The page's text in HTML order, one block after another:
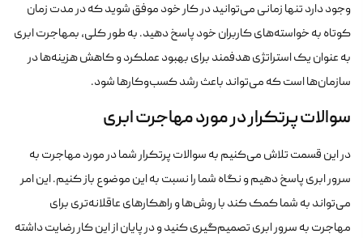
وجود دارد تنها زمانی می‌توانید در کار خود موفق شوید که در مدت زمان
کوتاه به خواسته‌های کاربران خود پاسخ دهید. به طور کلی، بمهاجرت ابری
به عنوان یک استراتژی هدفمند برای بهبود عملکرد و کاهش هزینه‌ها در
سازمان‌ها است که می‌تواند باعث رشد کسب‌وکارها شود.
سوالات پرتکرار در مورد مهاجرت ابری
در این قسمت تلاش می‌کنیم به سوالات پرتکرار شما در مورد مهاجرت به
سرور ابری پاسخ دهیم و نگاه شما را نسبت به این موضوع باز کنیم. این امر
می‌تواند به شما کمک کند با روش‌ها و راهکارهای عاقلانه‌تری برای
مهاجرت به سرور ابری تصمیم‌گیری کنید و در پایان از این کار رضایت داشته